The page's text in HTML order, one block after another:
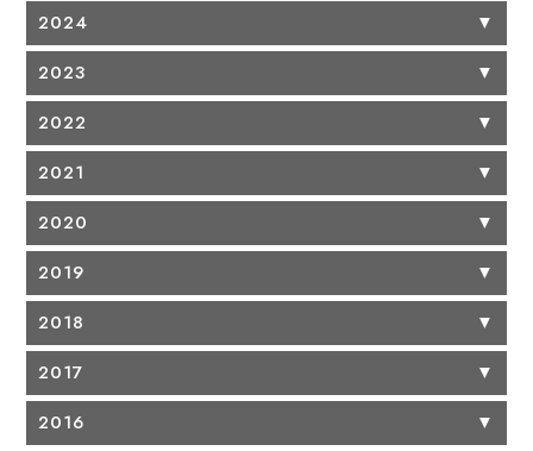
2024
▼
2023
▼
2022
▼
2021
▼
2020
▼
2019
▼
2018
▼
2017
▼
2016
▼